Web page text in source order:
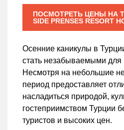
ПОСМОТРЕТЬ ЦЕНЫ НА
SIDE PRENSES RESORT
Осенние каникулы в
стать незабываемыми для
Несмотря на небольшие
период предоставляет
насладиться природой,
гостеприимством Турции
туристов и высоких цен.